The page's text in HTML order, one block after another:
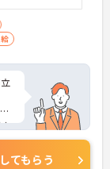
てもらう